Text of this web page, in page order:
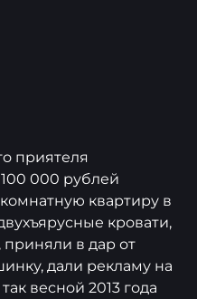
приятеля
000 рублей
квартиру в
кровати,
в дар от
дали рекламу на
весной 2013 года